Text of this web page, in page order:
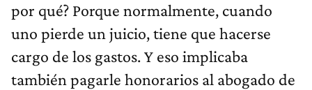
por qué? Porque normalmente, cuando
uno pierde un juicio, tiene que hacerse
cargo de los gastos. Y eso implicaba
también pagarle honorarios al abogado de